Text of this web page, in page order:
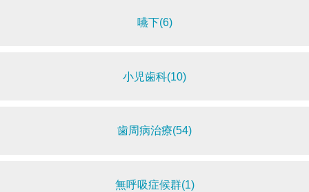
嚥下(6)
小児歯科(10)
歯周病治療(54)
無呼吸症候群(1)